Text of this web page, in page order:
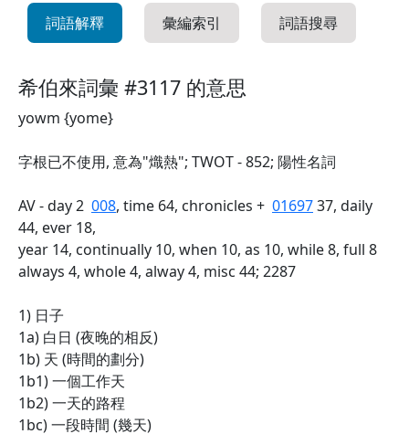
詞語解釋 彙編索引 詞語搜尋
希伯來詞彙 #3117 的意思
yowm {yome}
字根已不使用, 意為"熾熱"; TWOT - 852; 陽性名詞
AV - day 2 008, time 64, chronicles + 0169737, daily
44, ever 18,
year 14, continually 10, when 10, as 10, while 8, full 8
always 4, whole 4, alway 4, misc 44; 2287
1) 日子
1a) 白日 (夜晚的相反)
1b) 天 (時間的劃分)
1b1) 一個工作天
1b2) 一天的路程
1bc) 一段時間 (幾天)